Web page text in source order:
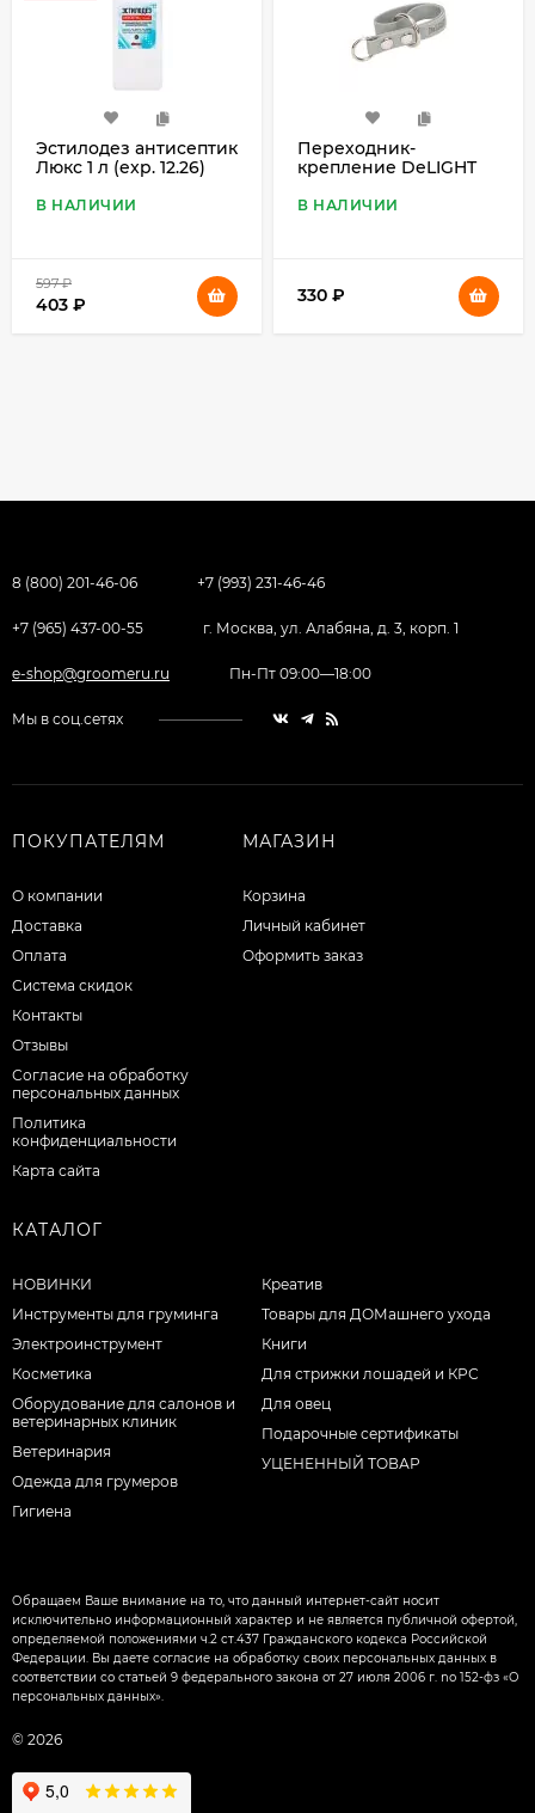
Эстилодез антисептик
Люкс 1 л (exp. 12.26)
В НАЛИЧИИ
597₽
403 ₽
Переходник-
крепление DeLIGHT
груминга, серый
В НАЛИЧИИ
330 ₽
8 (800) 201-46-06 +7 (993) 231-46-46
+7 (965) 437-00-55 г. Москва, ул. Алабяна, д. 3, корп. 1
e-shop@groomeru.ru Пн-Пт 09:00—18:00
Мы в соц.сетях
ПОКУПАТЕЛЯМ
О компании
Доставка
Оплата
Система скидок
Контакты
Отзывы
Согласие на обработку
персональных данных
Политика
конфиденциальности
Карта сайта
МАГАЗИН
Корзина
Личный кабинет
Оформить заказ
КАТАЛОГ
НОВИНКИ
Инструменты для груминга
Электроинструмент
Косметика
Оборудование для салонов и
ветеринарных клиник
Ветеринария
Одежда для грумеров
Гигиена
Креатив
Товары для ДОМашнего ухода
Книги
Для стрижки лошадей и КРС
Для овец
Подарочные сертификаты
УЦЕНЕННЫЙ ТОВАР
Обращаем Ваше внимание на то, что данный интернет-сайт носит
исключительно информационный характер и не является публичной офертой,
определяемой положениями ч.2 ст.437 Гражданского кодекса Российской
Федерации. Вы даете согласие на обработку своих персональных данных в
соответствии со статьей 9 федерального закона от 27 июля 2006 г. nо 152-фз «О
персональных данных».
© 2026